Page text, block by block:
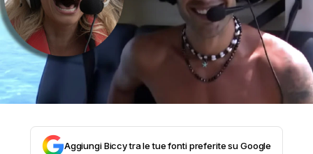
Aggiungi Biccy tra le tue fonti preferite su Google